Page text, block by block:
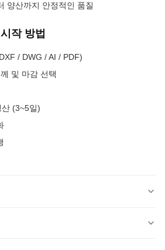
양산까지 안정적인 품질
작 방법
/ DWG / AI / PDF)
및 마감 선택
산 (3~5일)
터리 커넥터입니다. 안정적인 전기